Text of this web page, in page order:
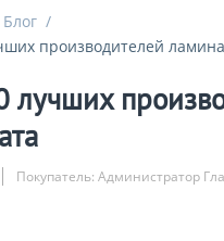
Блог /
производителей
лучших
Покупатель: Администратор